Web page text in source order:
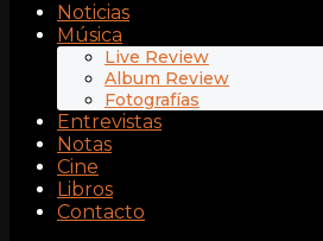
Noticias
Música
Live Review
Album Review
Fotografías
Entrevistas
Notas
Cine
Libros
Contacto